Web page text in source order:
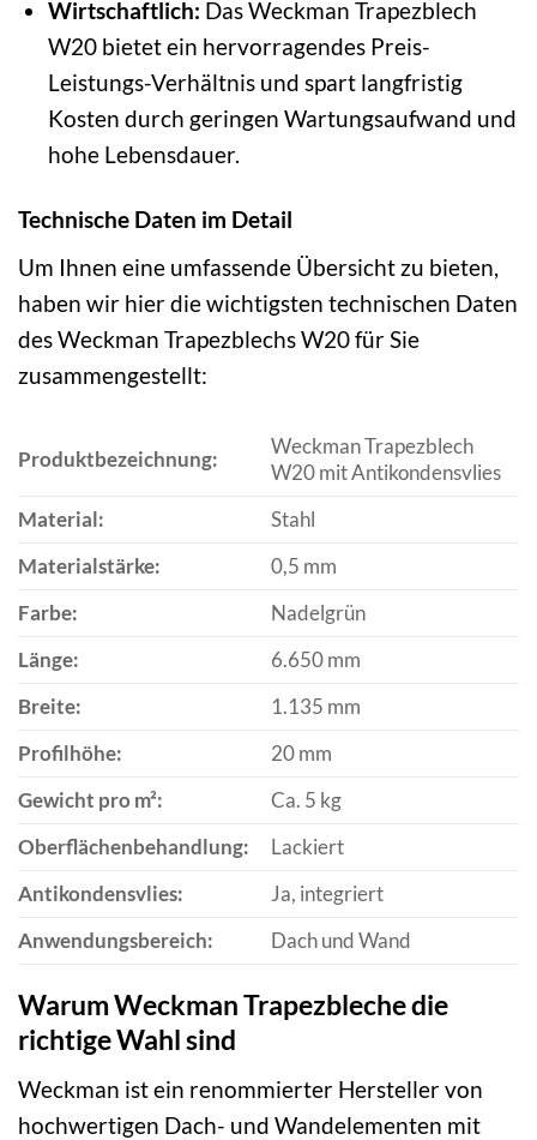
Wirtschaftlich: Das Weckman Trapezblech
W20 bietet ein hervorragendes Preis-
Leistungs-Verhältnis und spart langfristig
Kosten durch geringen Wartungsaufwand und
hohe Lebensdauer.
Technische Daten im Detail
Um Ihnen eine umfassende Übersicht zu bieten,
haben wir hier die wichtigsten technischen Daten
des Weckman Trapezblechs W20 für Sie
zusammengestellt:
Produktbezeichnung:
Weckman Trapezblech
W20 mit Antikondensvlies
Material:
Stahl
Materialstärke:
0,5 mm
Farbe:
Nadelgrün
Länge:
6.650 mm
Breite:
1.135 mm
Profilhöhe:
20 mm
Gewicht pro m²:
Ca. 5 kg
Oberflächenbehandlung:
Lackiert
Antikondensvlies:
Ja, integriert
Anwendungsbereich:
Dach und Wand
Warum Weckman Trapezbleche die
richtige Wahl sind
Weckman ist ein renommierter Hersteller von
hochwertigen Dach- und Wandelementen mit